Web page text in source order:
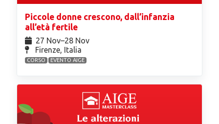
Piccole donne crescono, dall’infanzia
all’età fertile
27 Nov⁠–28 Nov
Firenze, Italia
CORSO EVENTO AIGE